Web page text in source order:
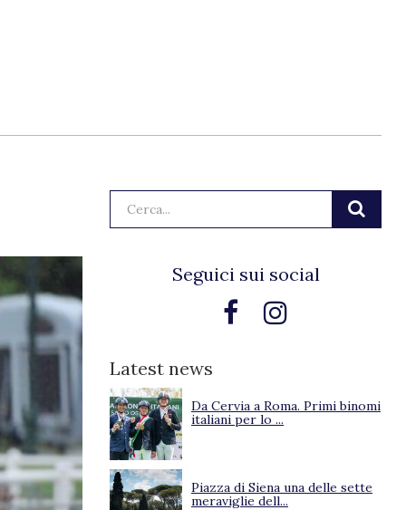
Seguici sui social
Latest news
Da Cervia a Roma. Primi binomi
italiani per lo ...
Piazza di Siena una delle sette
meraviglie dell...